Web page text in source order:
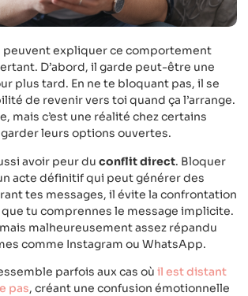
peuvent expliquer ce comportement
D’abord, il garde peut-être une
plus tard. En ne te bloquant pas, il se
de revenir vers toi quand ça l’arrange.
mais c’est une réalité chez certains
leurs options ouvertes.
avoir peur du conflit direct. Bloquer
acte définitif qui peut générer des
tes messages, il évite la confrontation
tu comprennes le message implicite.
malheureusement assez répandu
comme Instagram ou WhatsApp.
parfois aux cas où il est distant
pas, créant une confusion émotionnelle